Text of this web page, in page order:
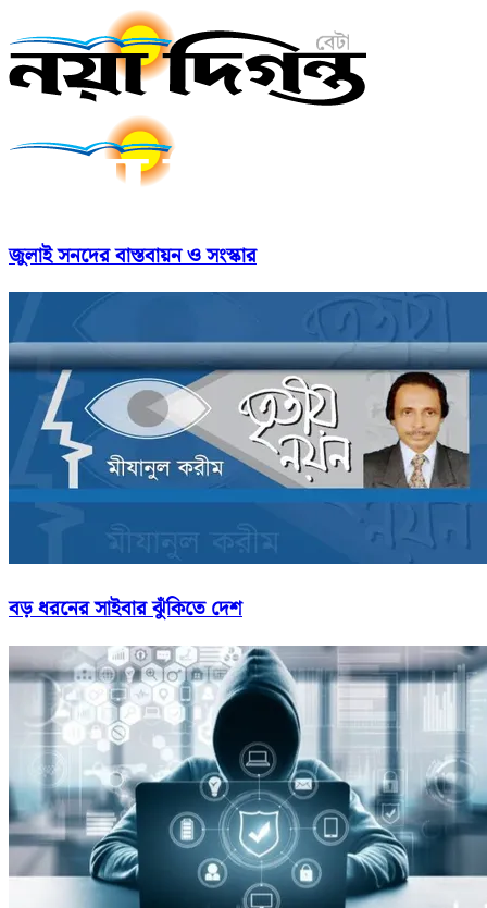
জুলাই সনদের বাস্তবায়ন ও সংস্কার
বড় ধরনের সাইবার ঝুঁকিতে দেশ